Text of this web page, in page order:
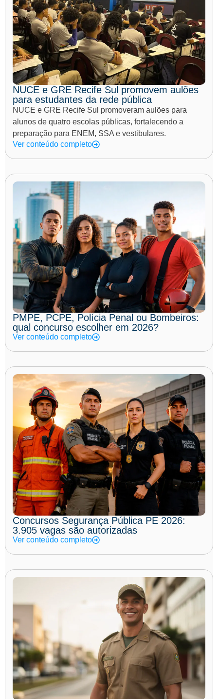
NUCE e GRE Recife Sul promovem aulões
para estudantes da rede pública
NUCE e GRE Recife Sul promoveram aulões para
alunos de quatro escolas públicas, fortalecendo a
preparação para ENEM, SSA e vestibulares.
Ver conteúdo completo
PMPE, PCPE, Polícia Penal ou Bombeiros:
qual concurso escolher em 2026?
Ver conteúdo completo
Concursos Segurança Pública PE 2026:
3.905 vagas são autorizadas
Ver conteúdo completo